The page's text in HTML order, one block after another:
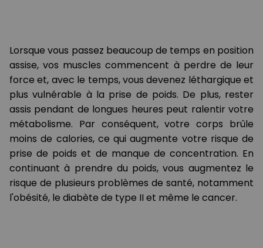
Lorsque vous passez beaucoup de temps en position
assise, vos muscles commencent à perdre de leur
force et, avec le temps, vous devenez léthargique et
plus vulnérable à la prise de poids. De plus, rester
assis pendant de longues heures peut ralentir votre
métabolisme. Par conséquent, votre corps brûle
moins de calories, ce qui augmente votre risque de
prise de poids et de manque de concentration. En
continuant à prendre du poids, vous augmentez le
risque de plusieurs problèmes de santé, notamment
l'obésité, le diabète de type II et même le cancer.